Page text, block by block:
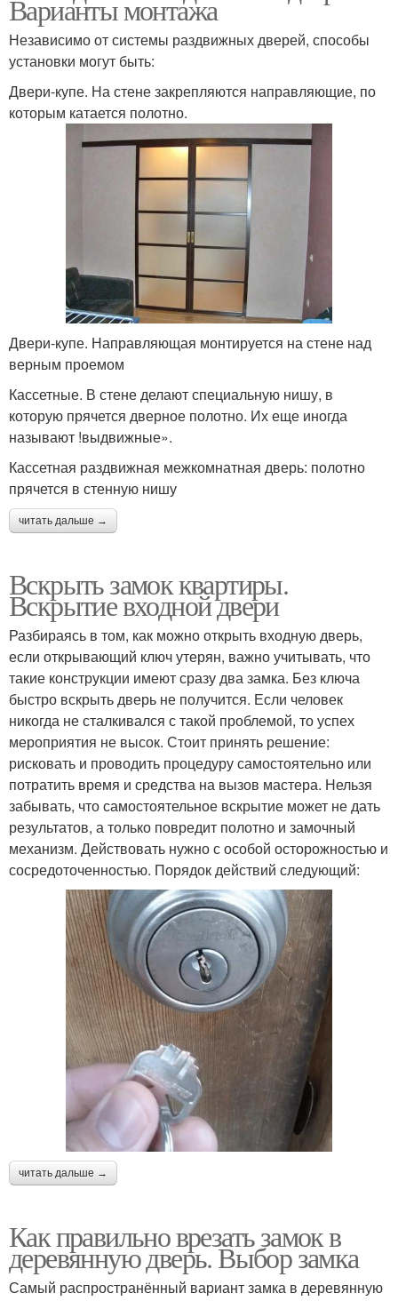
Варианты монтажа
Независимо от системы раздвижных дверей, способы
установки могут быть:
Двери-купе. На стене закрепляются направляющие, по
которым катается полотно.
Двери-купе. Направляющая монтируется на стене над
верным проемом
Кассетные. В стене делают специальную нишу, в
которую прячется дверное полотно. Их еще иногда
называют !выдвижные».
Кассетная раздвижная межкомнатная дверь: полотно
прячется в стенную нишу
читать дальше →
Вскрыть замок квартиры.
Вскрытие входной двери
Разбираясь в том, как можно открыть входную дверь,
если открывающий ключ утерян, важно учитывать, что
такие конструкции имеют сразу два замка. Без ключа
быстро вскрыть дверь не получится. Если человек
никогда не сталкивался с такой проблемой, то успех
мероприятия не высок. Стоит принять решение:
рисковать и проводить процедуру самостоятельно или
потратить время и средства на вызов мастера. Нельзя
забывать, что самостоятельное вскрытие может не дать
результатов, а только повредит полотно и замочный
механизм. Действовать нужно с особой осторожностью и
сосредоточенностью. Порядок действий следующий:
читать дальше →
Как правильно врезать замок в
деревянную дверь. Выбор замка
Самый распространённый вариант замка в деревянную